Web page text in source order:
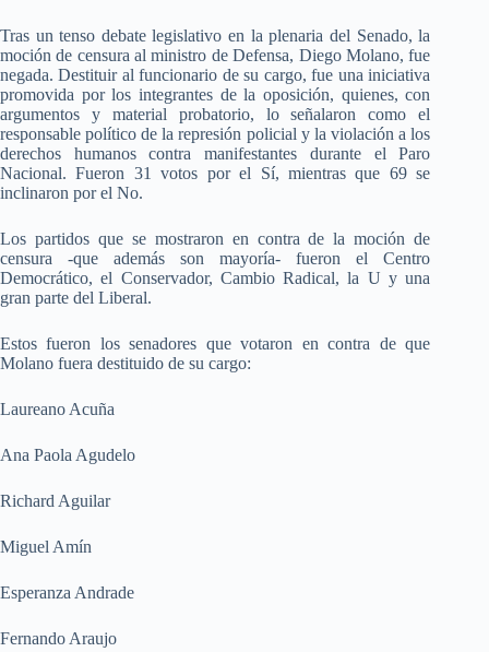
Tras un tenso debate legislativo en la plenaria del Senado, la
moción de censura al ministro de Defensa, Diego Molano, fue
negada. Destituir al funcionario de su cargo, fue una iniciativa
promovida por los integrantes de la oposición, quienes, con
argumentos y material probatorio, lo señalaron como el
responsable político de la represión policial y la violación a los
derechos humanos contra manifestantes durante el Paro
Nacional. Fueron 31 votos por el Sí, mientras que 69 se
inclinaron por el No.
Los partidos que se mostraron en contra de la moción de
censura -que además son mayoría- fueron el Centro
Democrático, el Conservador, Cambio Radical, la U y una
gran parte del Liberal.
Estos fueron los senadores que votaron en contra de que
Molano fuera destituido de su cargo:
Laureano Acuña
Ana Paola Agudelo
Richard Aguilar
Miguel Amín
Esperanza Andrade
Fernando Araujo